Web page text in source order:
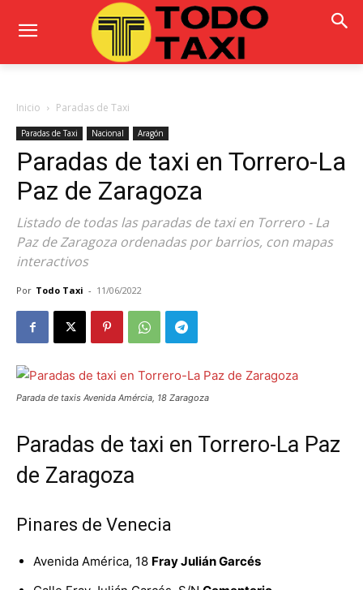
Inicio Paradas de Taxi
Paradas de Taxi Nacional Aragón
Paradas de taxi en Torrero-La
Paz de Zaragoza
Listado de todas las paradas de taxi en Torrero - La
Paz de Zaragoza ordenadas por barrios, con mapas
interactivos
Por Todo Taxi - 11/06/2022
Parada de taxis Avenida Amércia, 18 Zaragoza
Paradas de taxi en Torrero-La Paz
de Zaragoza
Pinares de Venecia
Avenida América, 18 Fray Julián Garcés